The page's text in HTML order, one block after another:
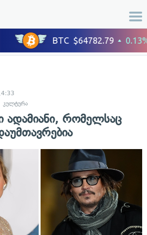
კულტურა
ადამიანი, რომელსაც